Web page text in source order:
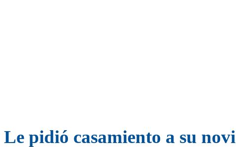
Le pidió casamiento a su